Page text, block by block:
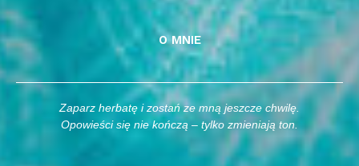
O MNIE
Zaparz herbatę i zostań ze mną jeszcze chwilę.
Opowieści się nie kończą – tylko zmieniają ton.